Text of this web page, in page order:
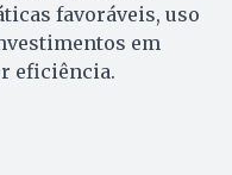
favoráveis, uso
em
eficiência.